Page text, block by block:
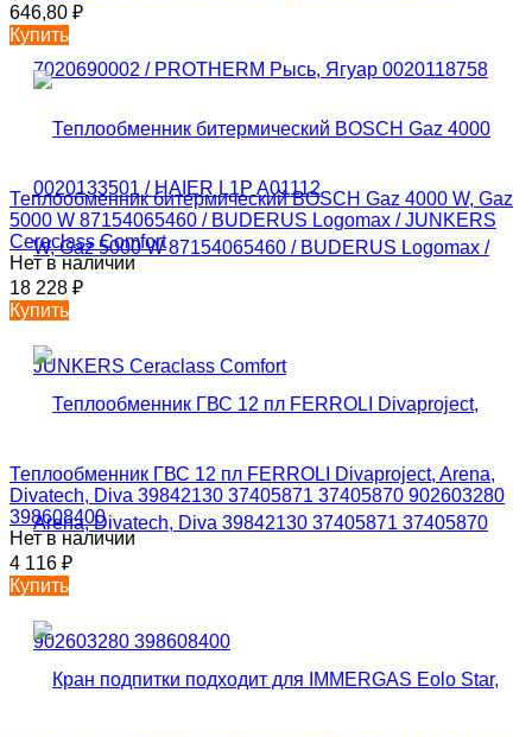
646,80 ₽
Купить
Теплообменник битермический BOSCH Gaz 4000 W, Gaz
5000 W 87154065460 / BUDERUS Logomax / JUNKERS
Ceraclass Comfort
Нет в наличии
18 228 ₽
Купить
Теплообменник ГВС 12 пл FERROLI Divaproject, Arena,
Divatech, Diva 39842130 37405871 37405870 902603280
398608400
Нет в наличии
4 116 ₽
Купить